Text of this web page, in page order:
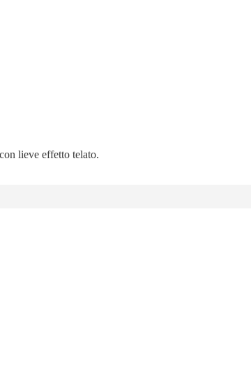
lieve effetto telato.